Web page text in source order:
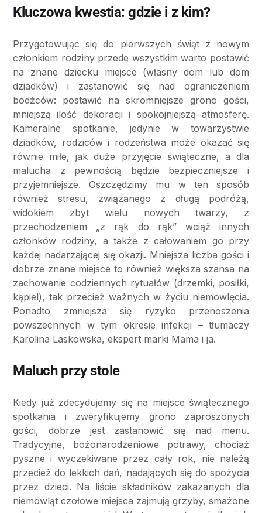
Kluczowa kwestia: gdzie i z kim?
Przygotowując się do pierwszych świąt z nowym
członkiem rodziny przede wszystkim warto postawić
na znane dziecku miejsce (własny dom lub dom
dziadków) i zastanowić się nad ograniczeniem
bodźców: postawić na skromniejsze grono gości,
mniejszą ilość dekoracji i spokojniejszą atmosferę.
Kameralne spotkanie, jedynie w towarzystwie
dziadków, rodziców i rodzeństwa może okazać się
równie miłe, jak duże przyjęcie świąteczne, a dla
malucha z pewnością będzie bezpieczniejsze i
przyjemniejsze. Oszczędzimy mu w ten sposób
również stresu, związanego z długą podróżą,
widokiem zbyt wielu nowych twarzy, z
przechodzeniem „z rąk do rąk” wciąż innych
członków rodziny, a także z całowaniem go przy
każdej nadarzającej się okazji. Mniejsza liczba gości i
dobrze znane miejsce to również większa szansa na
zachowanie codziennych rytuałów (drzemki, posiłki,
kąpiel), tak przecież ważnych w życiu niemowlęcia.
Ponadto zmniejsza się ryzyko przenoszenia
powszechnych w tym okresie infekcji – tłumaczy
Karolina Laskowska, ekspert marki Mama i ja.
Maluch przy stole
Kiedy już zdecydujemy się na miejsce świątecznego
spotkania i zweryfikujemy grono zaproszonych
gości, dobrze jest zastanowić się nad menu.
Tradycyjne, bożonarodzeniowe potrawy, chociaż
pyszne i wyczekiwane przez cały rok, nie należą
przecież do lekkich dań, nadających się do spożycia
przez dzieci. Na liście składników zakazanych dla
niemowląt czołowe miejsca zajmują grzyby, smażone